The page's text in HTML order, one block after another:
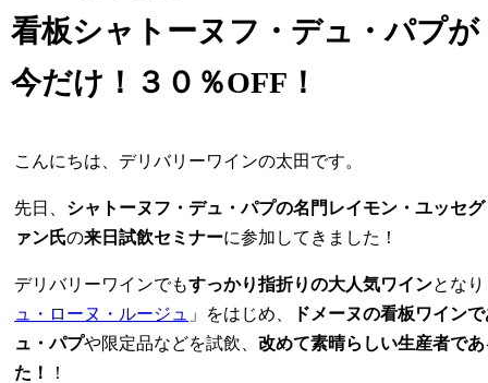
看板シャトーヌフ・デュ・パプが
今だけ！３０％OFF！
こんにちは、デリバリーワインの太田です。
先日、 シャトーヌフ・デュ・パプの名門レイモン・ユッセ
ァン氏の来日試飲セミナーに参加してきました！
デリバリーワインでもすっかり指折りの大人気ワインとな
ュ・ローヌ・ルージュ 」をはじめ、
ドメーヌの看板ワイン
ュ・パプや限定品などを試飲、 改めて素晴らしい生産者で
た！
！